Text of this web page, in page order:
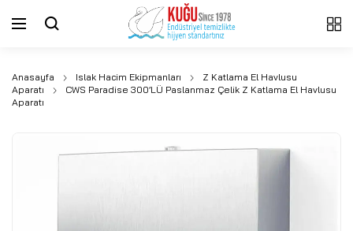
Anasayfa Islak Hacim Ekipmanları
Z Katlama El Havlusu
Aparatı
CWS Paradise 300’LÜ Paslanmaz Çelik Z Katlama El Havlusu
Aparatı